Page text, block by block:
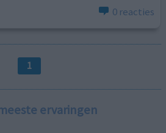
0 reacties
1
ervaringen